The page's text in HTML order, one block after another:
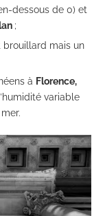
dessous de 0) et
;
brouillard mais un
à Florence,
variable